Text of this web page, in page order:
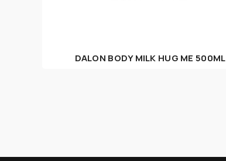
DALON BODY MILK HUG ME 500ML